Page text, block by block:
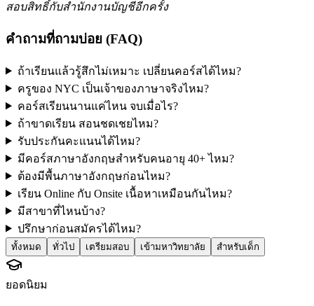
สอบสิทธิ์กับสำนักงานบัญชีอีกครั้ง
คำถามที่ถามบ่อย (FAQ)
ถ้าเรียนแล้วรู้สึกไม่เหมาะ เปลี่ยนคอร์สได้ไหม?
ครูของ NYC เป็นเจ้าของภาษาจริงไหม?
คอร์สเรียนนานแค่ไหน จบเมื่อไร?
ถ้าขาดเรียน สอนชดเชยไหม?
รับประกันคะแนนได้ไหม?
มีคอร์สภาษาอังกฤษสำหรับคนอายุ 40+ ไหม?
ต้องมีพื้นภาษาอังกฤษก่อนไหม?
เรียน Online กับ Onsite เนื้อหาเหมือนกันไหม?
มีสาขาที่ไหนบ้าง?
ปรึกษาก่อนสมัครได้ไหม?
ทั้งหมด ทั่วไป เตรียมสอบ เข้ามหาวิทยาลัย สำหรับเด็ก
ยอดนิยม